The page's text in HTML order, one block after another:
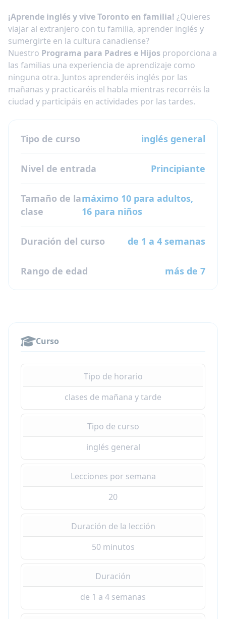
¡Aprende inglés y vive Toronto en familia! ¿Quieres
viajar al extranjero con tu familia, aprender inglés y
sumergirte en la cultura canadiense?
Nuestro Programa para Padres e Hijos proporciona a
las familias una experiencia de aprendizaje como
ninguna otra. Juntos aprenderéis inglés por las
mañanas y practicaréis el habla mientras recorréis la
ciudad y participáis en actividades por las tardes.
Tipo de curso inglés general
Nivel de entrada Principiante
Tamaño de la
clase
máximo 10 para adultos,
16 para niños
Duración del curso de 1 a 4 semanas
Rango de edad más de 7
Curso
Tipo de horario
clases de mañana y tarde
Tipo de curso
inglés general
Lecciones por semana
20
Duración de la lección
50 minutos
Duración
de 1 a 4 semanas